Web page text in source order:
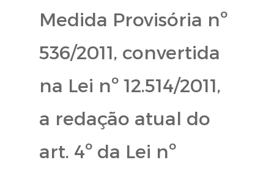
Medida Provisória nº
536/2011, convertida
na Lei nº 12.514/2011,
a redação atual do
art. 4º da Lei nº